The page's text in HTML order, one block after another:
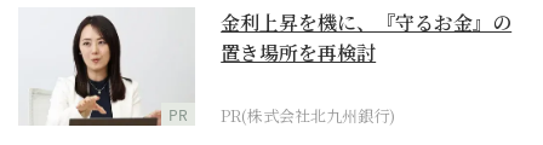
PR
金利上昇を機に、『守るお金』の
置き場所を再検討
PR(株式会社北九州銀行)